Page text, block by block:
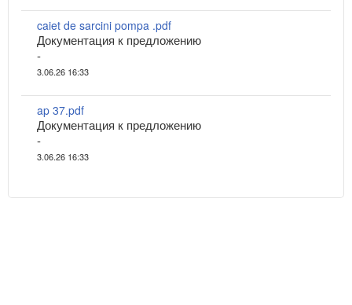
caiet de sarcini pompa .pdf
Документация к предложению
-
3.06.26 16:33
ap 37.pdf
Документация к предложению
-
3.06.26 16:33